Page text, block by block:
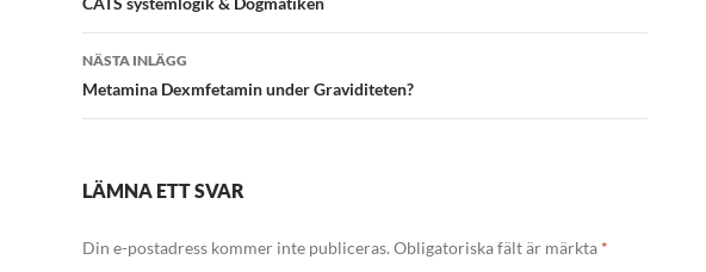
NÄSTA INLÄGG
Metamina Dexmfetamin under Graviditeten?
LÄMNA ETT SVAR
Din e-postadress kommer inte publiceras. Obligatoriska fält är märkta *